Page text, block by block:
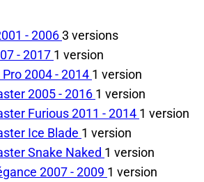
- 20063 versions
- 2017 1 version
2004 - 2014 1 version
2005 - 2016 1 version
Furious2011 - 2014 1 version
Ice Blade 1 version
Snake Naked 1 version
2007 - 2009 1 version